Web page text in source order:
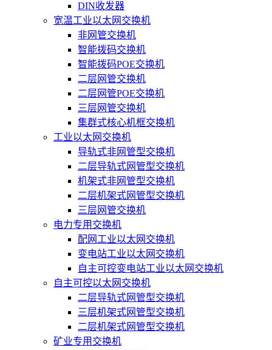
DIN收发器
宽温工业以太网交换机
非网管交换机
智能拨码交换机
智能拨码POE交换机
二层网管交换机
二层网管POE交换机
三层网管交换机
集群式核心机框交换机
工业以太网交换机
导轨式非网管型交换机
二层导轨式网管型交换机
机架式非网管型交换机
二层机架式网管型交换机
三层网管交换机
电力专用交换机
配网工业以太网交换机
变电站工业以太网交换机
自主可控变电站工业以太网交换机
自主可控以太网交换机
二层导轨式网管型交换机
三层机架式网管型交换机
二层机架式网管型交换机
矿业专用交换机